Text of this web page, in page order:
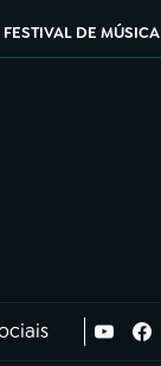
FESTIVAL DE MÚSICA